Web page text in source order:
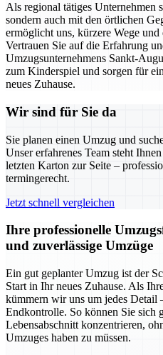
Als regional tätiges
sondern auch mit den örtlichen
ermöglicht uns, kürzere Wege
Vertrauen Sie auf die Erfahrung
Umzugsunternehmens Sankt-
zum Kinderspiel und sorgen für
neues Zuhause.
Wir sind für Sie da
Sie planen einen Umzug und
Unser erfahrenes Team steht
letzten Karton zur Seite –
termingerecht.
Jetzt schnell vergleichen
Ihre professionelle
und zuverlässige Umzüge
Ein gut geplanter Umzug ist der
Start in Ihr neues Zuhause. Als
kümmern wir uns um jedes Detail
Endkontrolle. So können Sie sich
Lebensabschnitt konzentrieren,
Umzuges haben zu müssen.